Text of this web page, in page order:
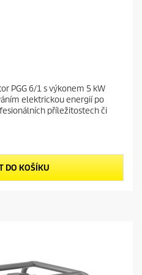
PGG 6/1 s výkonem 5 kW
elektrickou energií po
příležitostech či
DO KOŠÍKU